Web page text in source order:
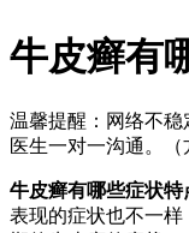
牛皮癣有
温馨提醒： 网络不
医生一对一沟通。（
牛皮癣有哪些症状特
表现的症状也不一样